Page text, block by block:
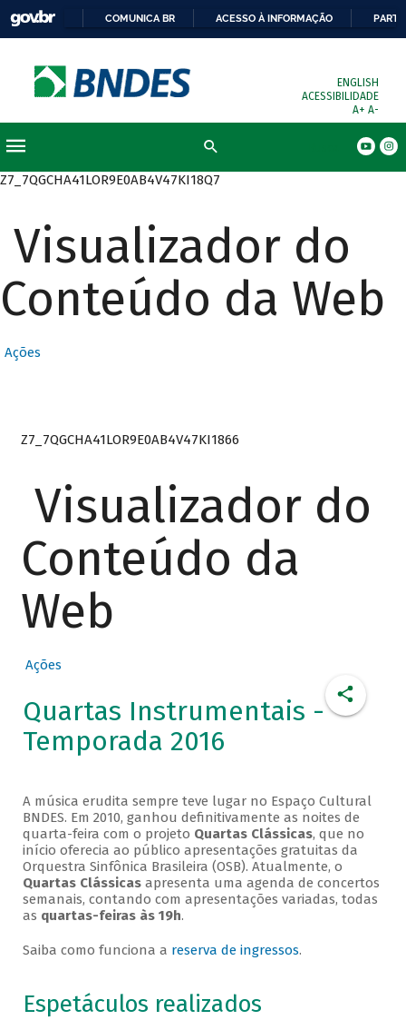
COMUNICA BR ACESSO À INFORMAÇÃO
ENGLISH
ACESSIBILIDADE
A+ A-
Z7_7QGCHA41LOR9E0AB4V47KI18Q7
Visualizador do
Conteúdo da Web
Ações
Z7_7QGCHA41LOR9E0AB4V47KI1866
Visualizador do
Conteúdo da
Web
Ações
Quartas Instrumentais -
Temporada 2016
A música erudita sempre teve lugar no Espaço Cultural
BNDES. Em 2010, ganhou definitivamente as noites de
quarta-feira com o projeto Quartas Clássicas, que no
início oferecia ao público apresentações gratuitas da
Orquestra Sinfônica Brasileira (OSB). Atualmente, o
Quartas Clássicasapresenta uma agenda de concertos
semanais, contando com apresentações variadas, todas
as quartas-feiras às 19h.
Saiba como funciona a reserva de ingressos.
Espetáculos realizados